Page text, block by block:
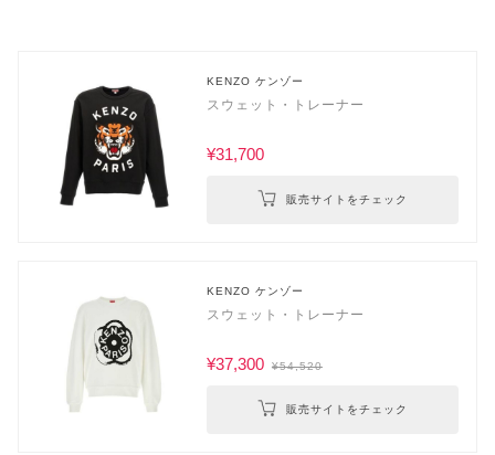
KENZO ケンゾー
スウェット・トレーナー
¥31,700
販売サイトをチェック
KENZO ケンゾー
スウェット・トレーナー
¥37,300 ¥54,520
販売サイトをチェック